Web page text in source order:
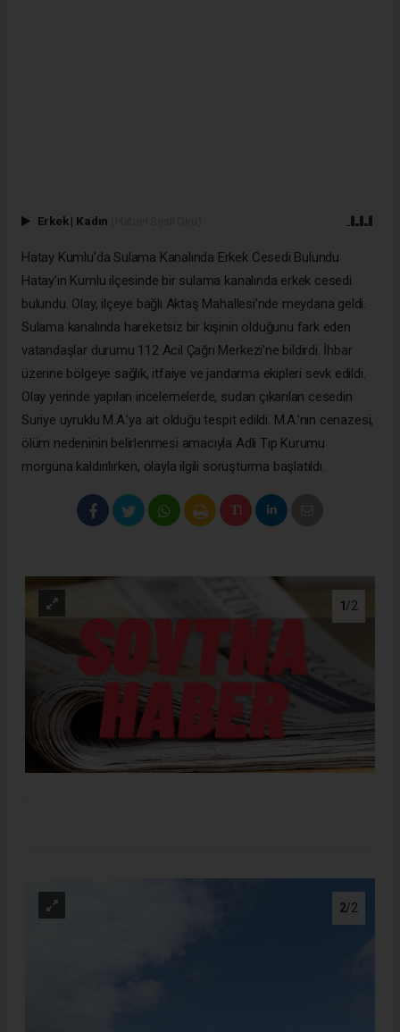
Erkek | Kadın
Hatay Kumlu’da Sulama Kanalında Erkek Cesedi Bulundu
Hatay’ın Kumlu ilçesinde bir sulama kanalında erkek cesedi
bulundu. Olay, ilçeye bağlı Aktaş Mahallesi’nde meydana geldi.
Sulama kanalında hareketsiz bir kişinin olduğunu fark eden
vatandaşlar durumu 112 Acil Çağrı Merkezi’ne bildirdi. İhbar
üzerine bölgeye sağlık, itfaiye ve jandarma ekipleri sevk edildi.
Olay yerinde yapılan incelemelerde, sudan çıkarılan cesedin
Suriye uyruklu M.A.’ya ait olduğu tespit edildi. M.A.’nın cenazesi,
ölüm nedeninin belirlenmesi amacıyla Adli Tıp Kurumu
morguna kaldırılırken, olayla ilgili soruşturma başlatıldı.
1 /2
2/2